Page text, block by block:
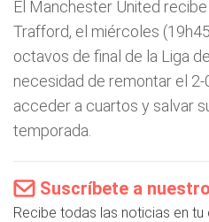
El Manchester United
Trafford, el miércoles
octavos de final de la Liga
necesidad de remontar el
acceder a cuartos y salvar
temporada.
Suscríbete a
Recibe todas las noticias en tu